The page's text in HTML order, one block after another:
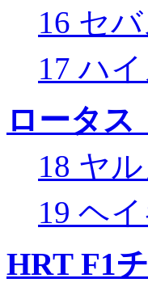
16 セ
17 ハ
ロータス
18 ヤ
19 ヘ
HRT F1